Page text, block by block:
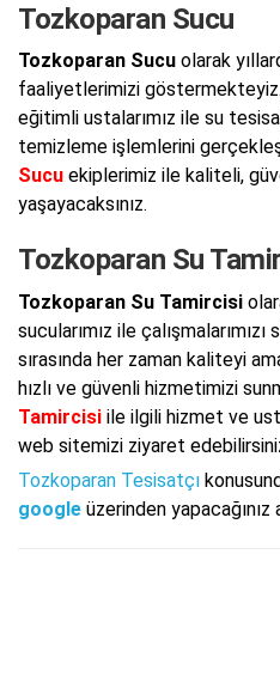
Tozkoparan Sucu
Tozkoparan Sucu olarak
faaliyetlerimizi
eğitimli ustalarımız ile su
temizleme işlemlerini
Sucu ekiplerimiz ile kaliteli,
yaşayacaksınız.
Tozkoparan Su
Tozkoparan Su Tamircisi
sucularımız ile
sırasında her zaman kaliteyi
hızlı ve güvenli hizmetimizi
Tamircisi ile ilgili hizmet ve
web sitemizi ziyaret
Tozkoparan Tesisatçı
google üzerinden